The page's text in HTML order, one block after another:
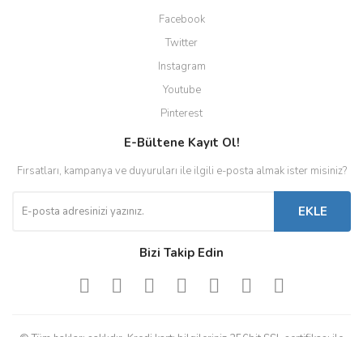
Facebook
Twitter
Instagram
Youtube
Pinterest
E-Bültene Kayıt Ol!
Fırsatları, kampanya ve duyuruları ile ilgili e-posta almak ister misiniz?
EKLE
Bizi Takip Edin